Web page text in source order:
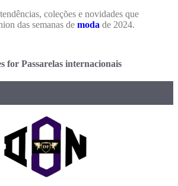
coleções e novidades que
das semanas de moda de 2024.
for Passarelas internacionais